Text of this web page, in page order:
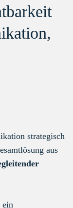
strategisch
aus
ein